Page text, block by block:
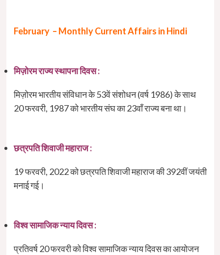
February – Monthly Current Affairs in Hindi
मिज़ोरम राज्य स्थापना दिवस :
मिज़ोरम भारतीय संविधान के 53वें संशोधन (वर्ष 1986) के साथ
20 फरवरी, 1987 को भारतीय संघ का 23वाँ राज्य बना था।
छत्रपति शिवाजी महाराज :
19 फरवरी, 2022 को छत्रपति शिवाजी महाराज की 392वीं जयंती
मनाई गई।
विश्व सामाजिक न्याय दिवस :
प्रतिवर्ष 20 फरवरी को विश्व सामाजिक न्याय दिवस का आयोजन